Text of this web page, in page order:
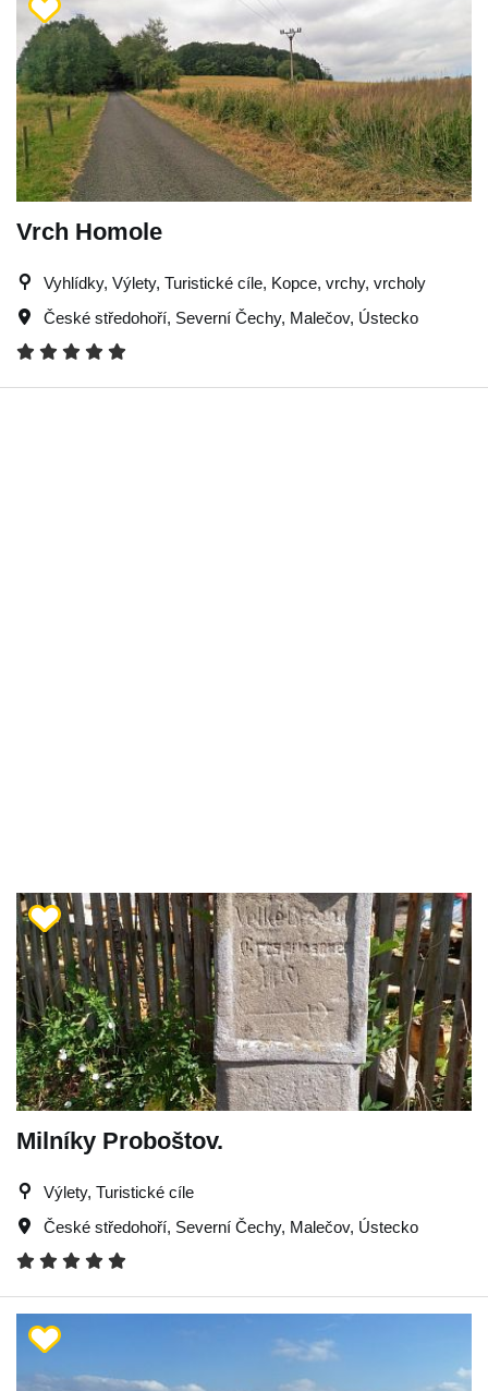
Vrch Homole
Vyhlídky, Výlety, Turistické cíle, Kopce, vrchy, vrcholy
České středohoří, Severní Čechy, Malečov, Ústecko
Milníky Proboštov.
Výlety, Turistické cíle
České středohoří, Severní Čechy, Malečov, Ústecko